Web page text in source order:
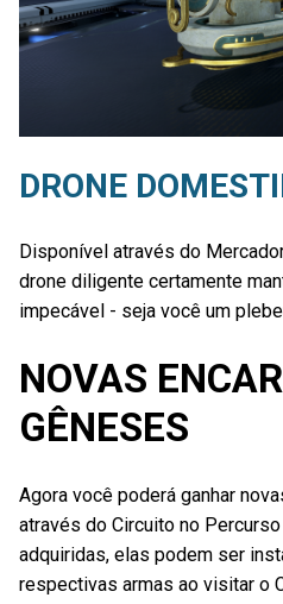
DRONE
Disponível através do
drone diligente certamente
impecável - seja você um
NOVAS
GÊNESES
Agora você poderá ganhar
através do Circuito no
adquiridas, elas podem ser
respectivas armas ao visitar o